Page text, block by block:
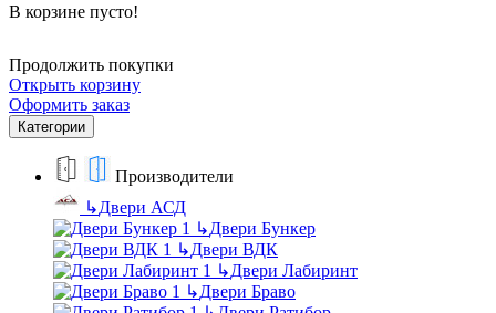
В корзине пусто!
Продолжить покупки
Открыть корзину
Оформить заказ
Категории
Производители
↳Двери АСД
↳Двери Бункер
↳Двери ВДК
↳Двери Лабиринт
↳Двери Браво